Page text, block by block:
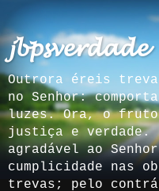
𝓳𝓫𝓹𝓼𝓿𝓮𝓻𝓭𝓪𝓭𝓮
Outrora éreis
no Senhor:
luzes. Ora, o fruto
justiça e verdade.
agradável ao
cumplicidade nas
trevas; pelo